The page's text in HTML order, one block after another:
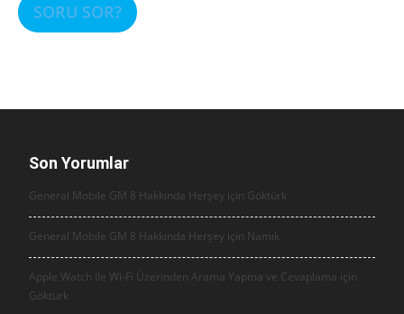
SORU SOR?
Son Yorumlar
General Mobile GM 8 Hakkında Herşey için Göktürk
General Mobile GM 8 Hakkında Herşey için Namık
Apple Watch İle Wi-Fi Üzerinden Arama Yapma ve Cevaplama için
Göktürk